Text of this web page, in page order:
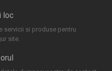
loc
servicii si produse pentru
site.